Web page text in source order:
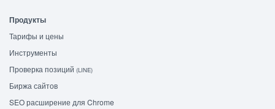
Продукты
Тарифы и цены
Инструменты
Проверка позиций (LINE)
Биржа сайтов
SEO расширение для Chrome